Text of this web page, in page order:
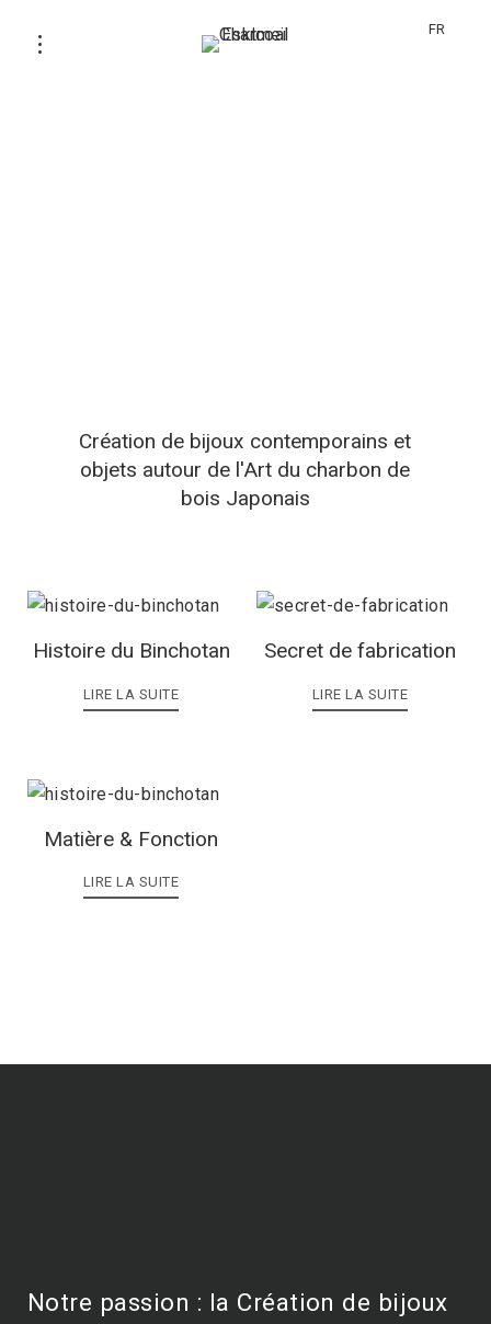
FR
Création de bijoux contemporains et
objets autour de l'Art du charbon de
bois Japonais
Histoire du Binchotan
LIRE LA SUITE
Secret de fabrication
LIRE LA SUITE
Matière & Fonction
LIRE LA SUITE
Notre passion : la Création de bijoux